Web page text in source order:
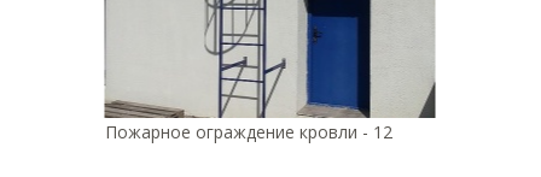
Пожарное ограждение кровли - 12